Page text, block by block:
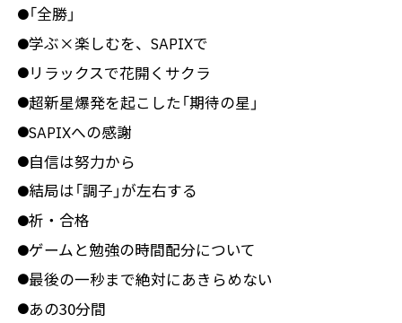
●「全勝」
●学ぶ×楽しむを、SAPIXで
●リラックスで花開くサクラ
●超新星爆発を起こした「期待の星」
●SAPIXへの感謝
●自信は努力から
●結局は「調子」が左右する
●祈・合格
●ゲームと勉強の時間配分について
●最後の一秒まで絶対にあきらめない
●あの30分間